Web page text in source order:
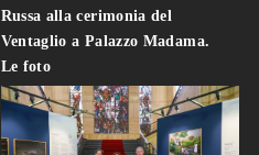
Russa alla cerimonia del
Ventaglio a Palazzo Madama.
Le foto